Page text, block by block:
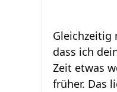
Gleichzeitig
dass ich
Zeit etwas
früher. Das